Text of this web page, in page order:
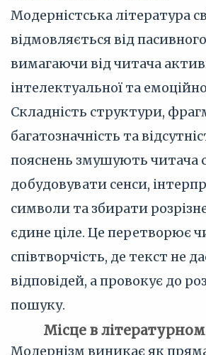
Модерністська література
відмовляється від
вимагаючи від читача
інтелектуальної та
Складність структури,
багатозначність та
пояснень змушують читача
добудовувати сенси,
символи та збирати
єдине ціле. Це перетворює
співтворчість, де текст не
відповідей, а провокує до
пошуку.
Місце в
Модернізм виникає як